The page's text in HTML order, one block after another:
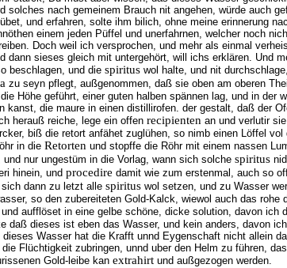
solches nach gemeinem Brauch nit angehen, würde auch
und erfahren, solte ihm bilich, ohne meine erinnerung
einem jeden Püffel und unerfahrnen, welcher noch
Doch weil ich versprochen, und mehr als einmal
dann sieses gleich mit untergehört, will ichs erklären. Und
beschlagen, und die spiritus wol halte, und nit
zu seyn pflegt, außgenommen, daß sie oben am oberen
Höhe geführt, einer guten halben spännen lag, und in der
kanst, die maure in einen distillirofen. der gestalt, daß der
herauß reiche, lege ein offen recipienten an und verlutir
biß die retort anfähet zuglühen, so nimb einen Löffel vol
in die Retorten und stopffe die Röhr mit einem nassen
nur ungestüm in die Vorlag, wann sich solche spiritus
hinein, und procedire damit wie zum erstenmal, auch so
dann zu letzt alle spiritus wol setzen, und zu Wasser
so den zubereiteten Gold-Kalck, wiewol auch das rohe
und aufflöset in eine gelbe schöne, dicke solution, davon ich
daß dieses ist eben das Wasser, und kein anders, davon
Wasser hat die Krafft unnd Eygenschaft nicht allein
Flüchtigkeit zubringen, unnd uber den Helm zu führen,
Gold-leibe kan extrahirt und außgezogen werden.